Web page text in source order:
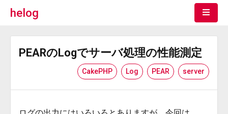
helog
PEARのLogでサーバ処理の性能測定
CakePHP Log PEAR server